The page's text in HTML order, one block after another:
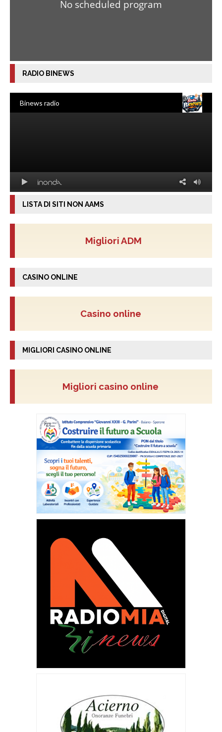
RADIO BINEWS
LISTA DI SITI NON AAMS
Migliori ADM
CASINO ONLINE
Casino online
MIGLIORI CASINO ONLINE
Migliori casino online